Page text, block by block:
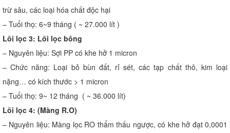
trừ sâu, các loại hóa chất độc hại
– Tuổi thọ: 6~9 tháng ( ~ 27.000 lít )
Lõi lọc 3: Lõi lọc bông
– Nguyên liệu: Sợi PP có khe hở 1 micron
– Chức năng: Loại bỏ bùn đất, rỉ sét, các tạp chất thô, kim loại
nặng… có kích thước > 1 micron
– Tuổi thọ: 9~ 12 tháng ( ~ 36.000 lít)
Lõi lọc 4: (Màng R.O)
– Nguyên liệu: Màng lọc RO thẩm thấu ngược, có khe hở đạt 0,0001